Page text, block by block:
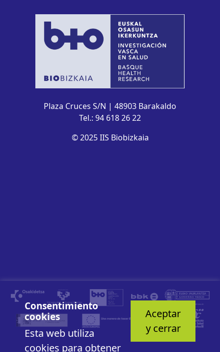
Plaza Cruces S/N | 48903 Barakaldo
Tel.: 94 618 26 22
© 2025 IIS Biobizkaia
Consentimiento
cookies
Esta web utiliza
cookies para obtener
Aceptar
y cerrar